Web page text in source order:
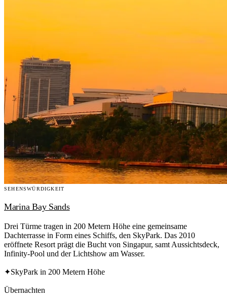
SEHENSWÜRDIGKEIT
Marina Bay Sands
Drei Türme tragen in 200 Metern Höhe eine gemeinsame
Dachterrasse in Form eines Schiffs, den SkyPark. Das 2010
eröffnete Resort prägt die Bucht von Singapur, samt Aussichtsdeck,
Infinity-Pool und der Lichtshow am Wasser.
✦SkyPark in 200 Metern Höhe
Übernachten